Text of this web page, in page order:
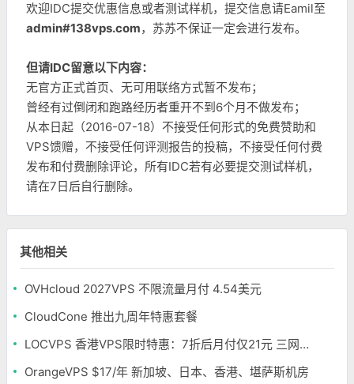
欢迎IDC提交优惠信息或者测试样机，提交信息请Eamil至
admin#138vps.com，苏苏不保证一定会进行发布。
但请IDC留意以下内容：
无官方正式首页、无可用联络方式暂不发布；
曾经有过倒闭和跑路经历者重开不到6个月不做发布；
从本日起（2016-07-18）不接受任何形式的免费赞助和
VPS馈赠，不接受任何评测报告的投稿，不接受任何付费
发布和付费删除评论，所有IDC若有必要提交测试样机，
请在7日后自行删除。
其他相关
OVHcloud 2027VPS 不限流量月付 4.54美元
CloudCone 推出九周年特惠套餐
LOCVPS 香港VPS限时特惠：7折后月付仅21元 三网优化BGP线路 可选原生IP
OrangeVPS $17/年 新加坡、日本、香港、堪萨斯机房